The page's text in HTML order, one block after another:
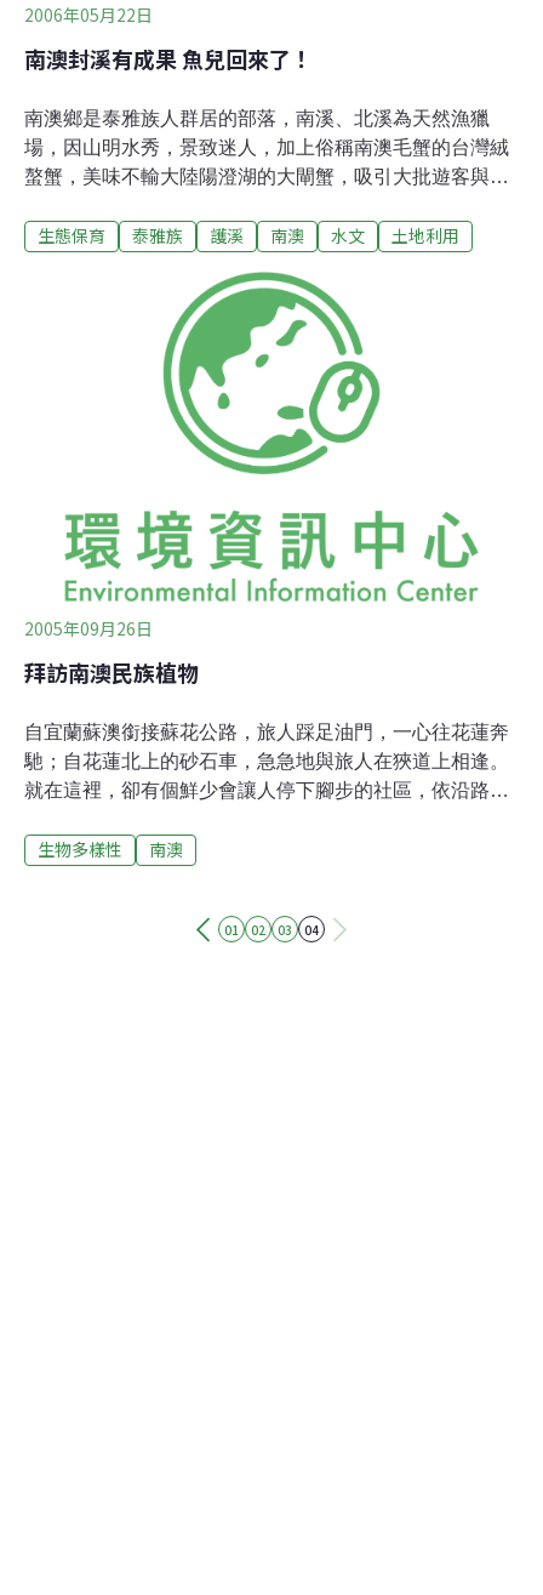
2006年05月22日
南澳封溪有成果 魚兒回來了！
南澳鄉是泰雅族人群居的部落，南溪、北溪為天然漁獵
場，因山明水秀，景致迷人，加上俗稱南澳毛蟹的台灣絨
螯蟹，美味不輸大陸陽澄湖的大閘蟹，吸引大批遊客與食
公所報請宜蘭縣政府核准與公告，自2002年6月1日起，封
違規捕採破壞。鄉公所20日在金洋村後山的南溪溪畔，展
示護溪成果，原本逐漸枯竭的生態，生態復原，毛蟹、鱸
鰻、溪蝦成群。村民與來自各地遊客看到復育成績亮麗，
認為珍貴資源得好好保護，鄉長江明勝說：「這樣的生態
觀光才能永續發展！」
生態保育 泰雅族 護溪 南澳 水文 土地利用
2005年09月26日
拜訪南澳民族植物
自宜蘭蘇澳銜接蘇花公路，旅人踩足油門，一心往花蓮奔
馳；自花蓮北上的砂石車，急急地與旅人在狹道上相逢。
就在這裡，卻有個鮮少會讓人停下腳步的社區，依沿路商
類學者定義的「泰雅族人」所世居的部落之一。農委會林
久，部落就變的越陌生。」南澳雖然就在東部重要旅遊線
生物多樣性 南澳
01 02 03 04